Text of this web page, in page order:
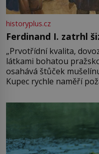
historyplus.cz
Ferdinand I. zatrhl
„Prvotřídní kvalita,
látkami bohatou
osahává štůček
Kupec rychle naměří
milostpaní. Stačí jenom
množství růžového